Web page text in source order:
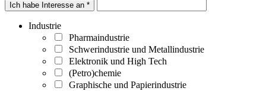
Ich habe Interesse an *
Industrie
Pharmaindustrie
Schwerindustrie und Metallindustrie
Elektronik und High Tech
(Petro)chemie
Graphische und Papierindustrie